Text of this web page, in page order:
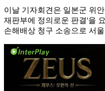
이날 기자회견은 일본군 위
재판부에 정의로운 판결'을
손해배상 청구 소송으로 서